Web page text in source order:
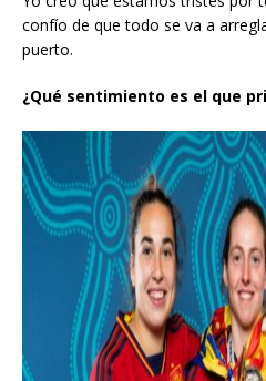
Yo creo que estamos tristes por
confío de que todo se va a
puerto.
¿Qué sentimiento es el que